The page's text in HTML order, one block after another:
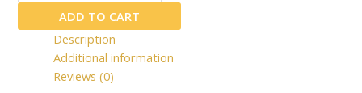
IBÉRICO
75%
IBÉRICA
quantity
ADD TO CART
Description
Additional information
Reviews (0)